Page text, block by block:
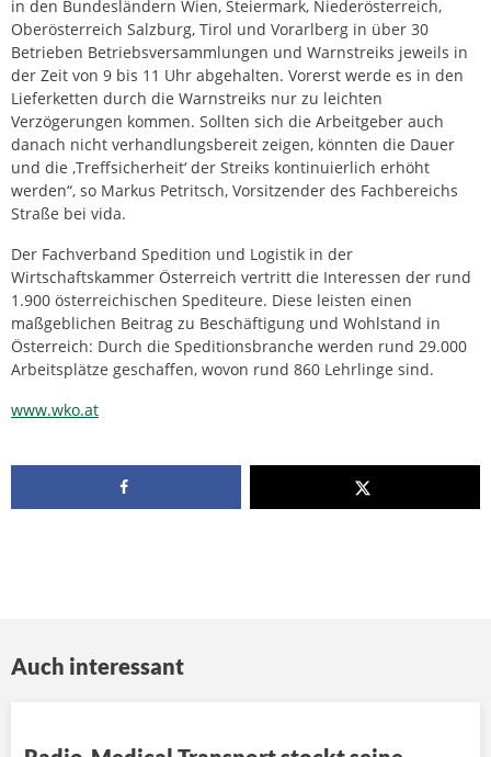
in den Bundesländern Wien, Steiermark, Niederösterreich,
Oberösterreich Salzburg, Tirol und Vorarlberg in über 30
Betrieben Betriebsversammlungen und Warnstreiks jeweils in
der Zeit von 9 bis 11 Uhr abgehalten. Vorerst werde es in den
Lieferketten durch die Warnstreiks nur zu leichten
Verzögerungen kommen. Sollten sich die Arbeitgeber auch
danach nicht verhandlungsbereit zeigen, könnten die Dauer
und die ‚Treffsicherheit‘ der Streiks kontinuierlich erhöht
werden“, so Markus Petritsch, Vorsitzender des Fachbereichs
Straße bei vida.
Der Fachverband Spedition und Logistik in der
Wirtschaftskammer Österreich vertritt die Interessen der rund
1.900 österreichischen Spediteure. Diese leisten einen
maßgeblichen Beitrag zu Beschäftigung und Wohlstand in
Österreich: Durch die Speditionsbranche werden rund 29.000
Arbeitsplätze geschaffen, wovon rund 860 Lehrlinge sind.
www.wko.at
Auch interessant